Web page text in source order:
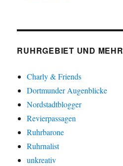
RUHRGEBIET UND MEHR
Charly & Friends
Dortmunder Augenblicke
Nordstadtblogger
Revierpassagen
Ruhrbarone
Ruhrnalist
unkreativ